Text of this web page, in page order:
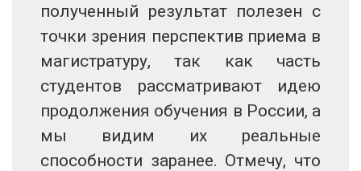
полученный результат полезен с
точки зрения перспектив приема в
магистратуру, так как часть
студентов рассматривают идею
продолжения обучения в России, а
мы видим их реальные
способности заранее. Отмечу, что